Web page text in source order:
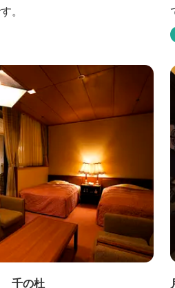
。
千の杜